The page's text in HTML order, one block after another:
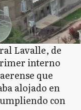
Lavalle, de
interno
que
alojado en
con